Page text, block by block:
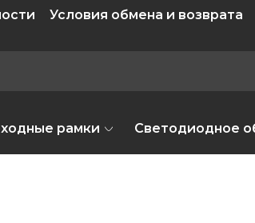
Условия обмена и возврата
рамки Светодиодное